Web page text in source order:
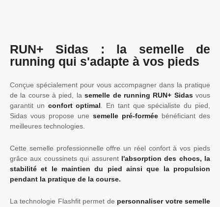
RUN+ Sidas : la semelle de
running qui s'adapte à vos pieds
Conçue spécialement pour vous accompagner dans la pratique
de la course à pied, lasemelle de running RUN+ Sidasvous
garantit un confort optimal. En tant que spécialiste du pied,
Sidas vous propose une semelle pré-formée bénéficiant des
meilleures technologies.
Cette semelle professionnelle offre un réel confort à vos pieds
grâce aux coussinets qui assurent l'absorption des chocs, la
stabilité et le maintien du pied ainsi que la propulsion
pendant la pratique de la course.
La technologie Flashfit permet de personnaliser votre semelle